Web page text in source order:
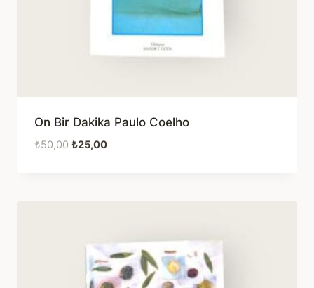
On Bir Dakika Paulo Coelho
₺50,00 Orijinal
₺25,00Şu